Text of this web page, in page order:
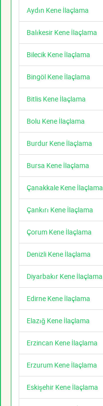
Aydın Kene İlaçlama
Balıkesir Kene İlaçlama
Bilecik Kene İlaçlama
Bingöl Kene İlaçlama
Bitlis Kene İlaçlama
Bolu Kene İlaçlama
Burdur Kene İlaçlama
Bursa Kene İlaçlama
Çanakkale Kene İlaçlama
Çankırı Kene İlaçlama
Çorum Kene İlaçlama
Denizli Kene İlaçlama
Diyarbakır Kene İlaçlama
Edirne Kene İlaçlama
Elazığ Kene İlaçlama
Erzincan Kene İlaçlama
Erzurum Kene İlaçlama
Eskişehir Kene İlaçlama